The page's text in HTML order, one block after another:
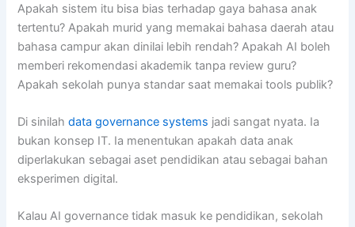
Apakah sistem itu bisa bias terhadap gaya bahasa anak
tertentu? Apakah murid yang memakai bahasa daerah atau
bahasa campur akan dinilai lebih rendah? Apakah AI boleh
memberi rekomendasi akademik tanpa review guru?
Apakah sekolah punya standar saat memakai tools publik?
Di sinilahdata governance systems jadi sangat nyata. Ia
bukan konsep IT. Ia menentukan apakah data anak
diperlakukan sebagai aset pendidikan atau sebagai bahan
eksperimen digital.
Kalau AI governance tidak masuk ke pendidikan, sekolah